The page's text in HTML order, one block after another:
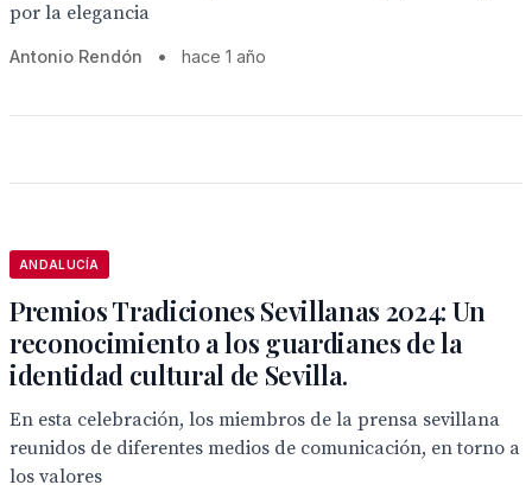
por la elegancia
Antonio Rendón • hace 1 año
ANDALUCÍA
Premios Tradiciones Sevillanas 2024: Un
reconocimiento a los guardianes de la
identidad cultural de Sevilla.
En esta celebración, los miembros de la prensa sevillana
reunidos de diferentes medios de comunicación, en torno a
los valores